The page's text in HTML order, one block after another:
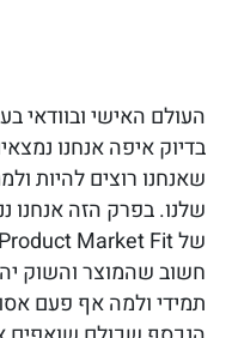
העולם האישי ובוודאי
בדיוק איפה אנחנו
שאנחנו רוצים להיות
שלנו. בפרק הזה
חשוב שהמוצר והשוק